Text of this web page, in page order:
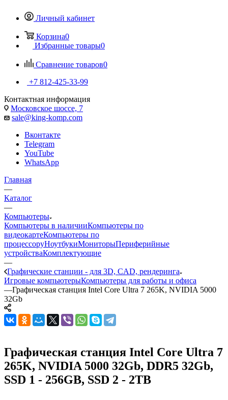
Личный кабинет
Корзина0
Избранные товары0
Сравнение товаров0
+7 812-425-33-99
Контактная информация
Московское шоссе, 7
sale@king-komp.com
Вконтакте
Telegram
YouTube
WhatsApp
Главная
—
Каталог
—
Компьютеры
Компьютеры в наличииКомпьютеры по
видеокартеКомпьютеры по
процессоруНоутбукиМониторыПериферийные
устройстваКомплектующие
—
Графические станции - для 3D, CAD, рендеринга
Игровые компьютерыКомпьютеры для работы и офиса
—Графическая станция Intel Core Ultra 7 265K, NVIDIA 5000
32Gb
Графическая станция Intel Core Ultra 7
265K, NVIDIA 5000 32Gb, DDR5 32Gb,
SSD 1 - 256GB, SSD 2 - 2TB